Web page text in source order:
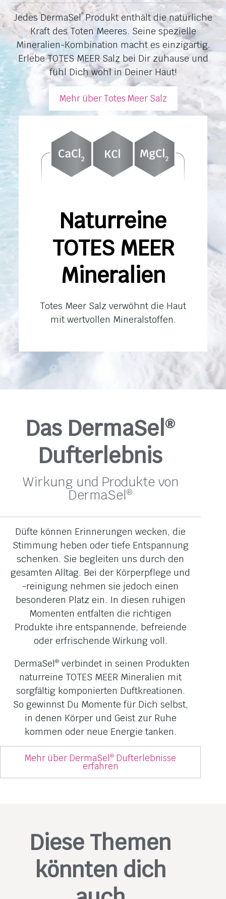
Jedes DermaSel® Produkt enthält die natürliche
Kraft des Toten Meeres. Seine spezielle
Mineralien-Kombination macht es einzigartig.
Erlebe TOTES MEER Salz bei Dir zuhause und
fühl Dich wohl in Deiner Haut!
Mehr über Totes Meer Salz
Naturreine
TOTES MEER
Mineralien
Totes Meer Salz verwöhnt die Haut
mit wertvollen Mineralstoffen.
Das DermaSel ®
Dufterlebnis
Wirkung und Produkte von
DermaSel®
Düfte können Erinnerungen wecken, die
Stimmung heben oder tiefe Entspannung
schenken. Sie begleiten uns durch den
gesamten Alltag. Bei der Körperpflege und
-reinigung nehmen sie jedoch einen
besonderen Platz ein. In diesen ruhigen
Momenten entfalten die richtigen
Produkte ihre entspannende, befreiende
oder erfrischende Wirkung voll.
DermaSel®verbindet in seinen Produkten
naturreine TOTES MEER Mineralien mit
sorgfältig komponierten Duftkreationen.
So gewinnst Du Momente für Dich selbst,
in denen Körper und Geist zur Ruhe
kommen oder neue Energie tanken.
Mehr über DermaSel ® Dufterlebnisse
erfahren
Diese Themen
könnten dich